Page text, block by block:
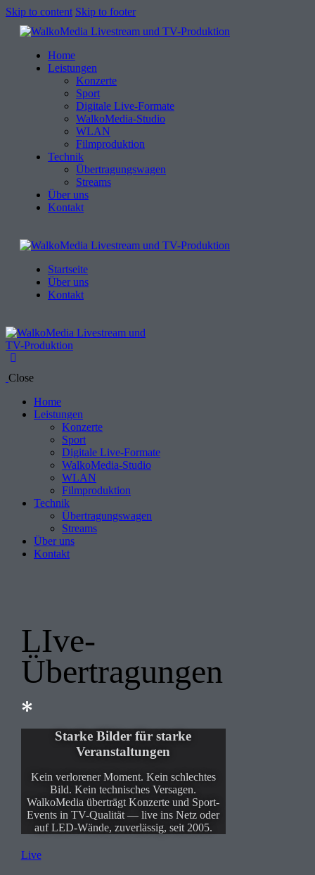
Skip to content Skip to footer
Home
Leistungen
Konzerte
Sport
Digitale Live-Formate
WalkoMedia-Studio
WLAN
Filmproduktion
Technik
Übertragungswagen
Streams
Über uns
Kontakt
Startseite
Über uns
Kontakt
Close
Home
Leistungen
Konzerte
Sport
Digitale Live-Formate
WalkoMedia-Studio
WLAN
Filmproduktion
Technik
Übertragungswagen
Streams
Über uns
Kontakt
LIve-
Übertragungen
Starke Bilder für starke
Veranstaltungen
Kein verlorener Moment. Kein schlechtes
Bild. Kein technisches Versagen.
WalkoMedia überträgt Konzerte und Sport-
Events in TV-Qualität — live ins Netz oder
auf LED-Wände, zuverlässig, seit 2005.
Live